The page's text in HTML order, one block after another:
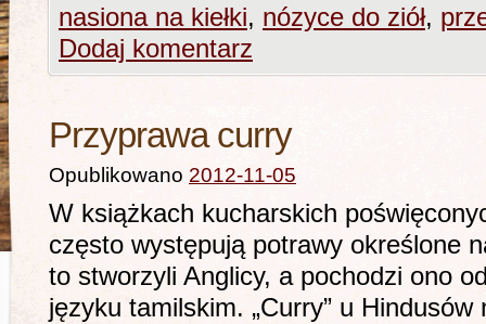
nasiona na kiełki, nózyce do ziół,
Dodaj komentarz
Przyprawa curry
Opublikowano 2012-11-05
W książkach kucharskich
często występują potrawy określone
to stworzyli Anglicy, a pochodzi ono
języku tamilskim. „Curry” u